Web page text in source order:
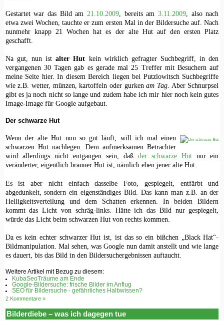
Gestartet war das Bild am 21.10.2009 , bereits am3.11.2009 , also nach
etwa zwei Wochen, tauchte er zum ersten Mal in der Bildersuche auf. Nach
nunmehr knapp 21 Wochen hat es der alte Hut auf den ersten Platz
geschafft.
Na gut, nun istalter Hut kein wirklich gefragter Suchbegriff, in den
vergangenen 30 Tagen gab es gerade mal 25 Treffer mit Besuchern auf
meine Seite hier. In diesem Bereich liegen bei Putzlowitsch Suchbegriffe
wie z.B. wetter, münzen, kartoffeln oder gurkenam Tag . Aber Schnurpsel
gibt es ja noch nicht so lange und zudem habe ich mir hier noch kein gutes
Image-Image für Google aufgebaut.
Der schwarze Hut
Wenn der alte Hut nun so gut läuft, will ich mal einen
schwarzen Hut nachlegen. Dem aufmerksamen Betrachter
wird allerdings nicht entgangen sein, daß der schwarze Hutnur ein
veränderter, eigentlich brauner Hut ist, nämlich eben jener alte Hut.
Es ist aber nicht einfach dasselbe Foto, gespiegelt, entfärbt und
abgedunkelt, sondern ein eigenständiges Bild. Das kann man z.B. an der
Helligkeitsverteilung und dem Schatten erkennen. In beiden Bildern
kommt das Licht von schräg-links. Hätte ich das Bild nur gespiegelt,
würde das Licht beim schwarzen Hut von rechts kommen.
Da es kein echter schwarzer Hut ist, ist das so ein bißchen „Black Hat“-
Bildmanipulation. Mal sehen, was Google nun damit anstellt und wie lange
es dauert, bis das Bild in den Bildersuchergebnissen auftaucht.
Weitere Artikel mit Bezug zu diesem:
KubaSeoTräume am Ende
Google-Bildersuche: frische Bilder im Anflug
SEO für Bildersuche - gefährliches Halbwissen?
2 Kommentare »
Bilderdiebe – was ich dagegen tue